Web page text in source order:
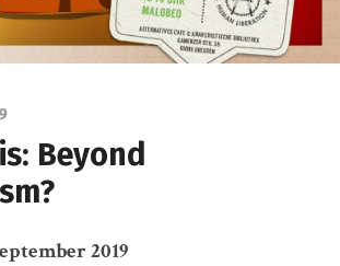
Beyond
2019